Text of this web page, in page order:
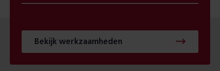
Bekijk werkzaamheden